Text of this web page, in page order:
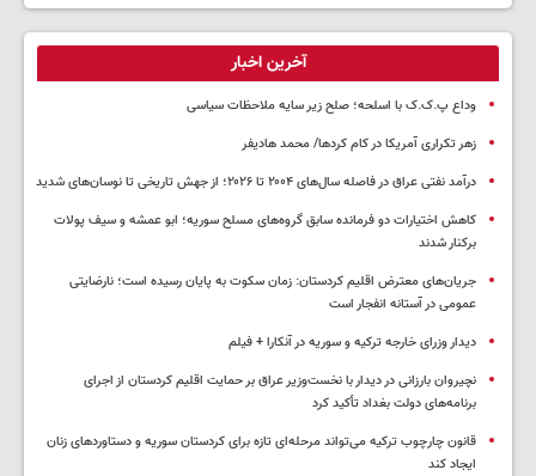
آخرین اخبار
وداع پ.ک.ک با اسلحه؛ صلح زیر سایه ملاحظات سیاسی
زهر تکراری آمریکا در کام کردها/ محمد هادیفر
درآمد نفتی عراق در فاصله سال‌های ۲۰۰۴ تا ۲۰۲۶؛ از جهش تاریخی تا نوسان‌های شدید
کاهش اختیارات دو فرمانده سابق گروه‌های مسلح سوریه؛ ابو عمشه و سیف پولات
برکنار شدند
جریان‌های معترض اقلیم کردستان: زمان سکوت به پایان رسیده است؛ نارضایتی
عمومی در آستانه انفجار است
دیدار وزرای خارجه ترکیه و سوریه در آنکارا + فیلم
نچیروان بارزانی در دیدار با نخست‌وزیر عراق بر حمایت اقلیم کردستان از اجرای
برنامه‌های دولت بغداد تأکید کرد
قانون چارچوب ترکیه می‌تواند مرحله‌ای تازه برای کردستان سوریه و دستاوردهای زنان
ایجاد کند